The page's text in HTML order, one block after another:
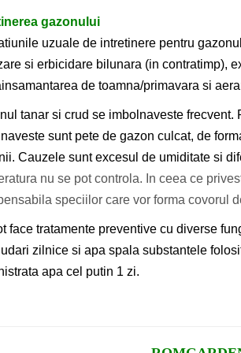
gazonului
uzuale de intretinere pentru
si erbicidare bilunara (in contratimp),
de toamna/primavara si
tanar si crud se imbolnaveste
sunt pete de gazon culcat, de
Cauzele sunt excesul de umiditate si
nu se pot controla. In ceea ce
speciilor care vor forma covorul
face tratamente preventive cu diverse
zilnice si apa spala substantele
apa cel putin 1 zi.